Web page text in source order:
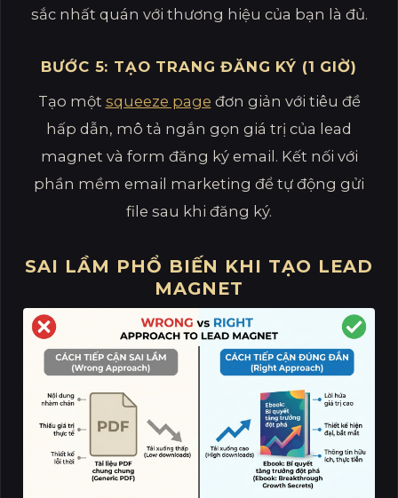
sắc nhất quán với thương hiệu của bạn là đủ.
BƯỚC 5: TẠO TRANG ĐĂNG KÝ (1 GIỜ)
Tạo một squeeze page đơn giản với tiêu đề
hấp dẫn, mô tả ngắn gọn giá trị của lead
magnet và form đăng ký email. Kết nối với
phần mềm email marketing để tự động gửi
file sau khi đăng ký.
SAI LẦM PHỔ BIẾN KHI TẠO LEAD
MAGNET